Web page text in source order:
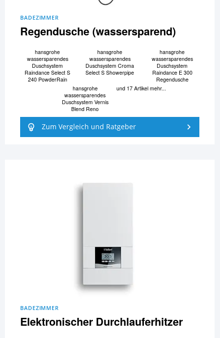
BADEZIMMER
Regendusche (wassersparend)
hansgrohe
wassersparendes
Duschsystem
Raindance Select S
240 PowderRain
hansgrohe
wassersparendes
Duschsystem Croma
Select S Showerpipe
hansgrohe
wassersparendes
Duschsystem
Raindance E 300
Regendusche
hansgrohe
wassersparendes
Duschsystem Vernis
Blend Reno
und 17 Artikel mehr...
Zum Vergleich und Ratgeber
BADEZIMMER
Elektronischer Durchlauferhitzer